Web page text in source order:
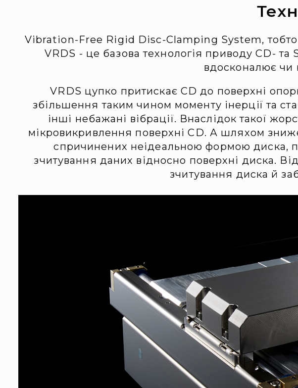
Vibration-Free Rigid Disc-Clamping System, тобто
VRDS - це базова технологія приводу CD- та
вдосконалює чи
VRDS цупко притискає CD до поверхні
збільшення таким чином моменту інерції та
інші небажані вібрації. Внаслідок такої
мікровикривлення поверхні CD. А шляхом
спричинених неідеальною формою диска,
зчитування даних відносно поверхні диска.
зчитування диска й